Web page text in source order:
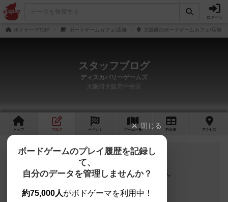
ログイン
ボドゲーマTOP ボードゲームカフェ/店舗 大阪府のボードゲームカフェ/店舗
スタッフブログ
ディスカバリーゲームズ
大阪府大阪市中央区
トップ ブログ イベント ゲーム一覧 料金 表 アクセス
スタッフブログの投稿はありません
閉じる
ボードゲームのプレイ履歴を記録し
て、
自分のデータを管理しませんか？
約75,000人がボドゲーマを利用中！